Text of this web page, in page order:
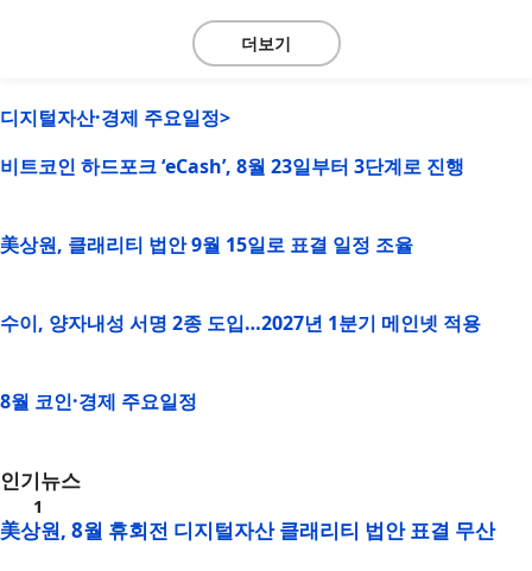
더보기
디지털자산·경제 주요일정>
비트코인 하드포크 ‘eCash’, 8월 23일부터 3단계로 진행
美상원, 클래리티 법안 9월 15일로 표결 일정 조율
수이, 양자내성 서명 2종 도입…2027년 1분기 메인넷 적용
8월 코인·경제 주요일정
인기뉴스
美상원, 8월 휴회전 디지털자산 클래리티 법안 표결 무산